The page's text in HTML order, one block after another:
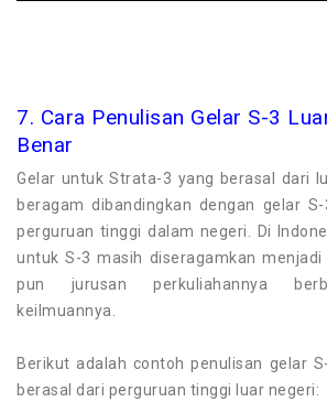
7. Cara Penulisan Gelar S-3
Benar
Gelar untuk Strata-3 yang berasal dari
beragam dibandingkan dengan gelar
perguruan tinggi dalam negeri. Di
untuk S-3 masih diseragamkan
pun jurusan perkuliahannya
keilmuannya.
Berikut adalah contoh penulisan gelar
berasal dari perguruan tinggi luar negeri: